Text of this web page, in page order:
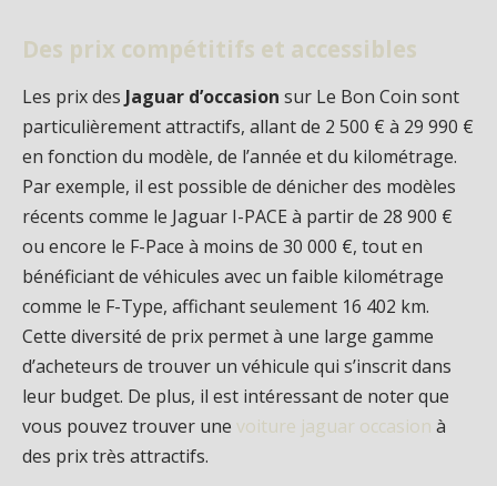
Des prix compétitifs et accessibles
Les prix des Jaguar d’occasion sur Le Bon Coin sont
particulièrement attractifs, allant de 2 500 € à 29 990 €
en fonction du modèle, de l’année et du kilométrage.
Par exemple, il est possible de dénicher des modèles
récents comme le Jaguar I-PACE à partir de 28 900 €
ou encore le F-Pace à moins de 30 000 €, tout en
bénéficiant de véhicules avec un faible kilométrage
comme le F-Type, affichant seulement 16 402 km.
Cette diversité de prix permet à une large gamme
d’acheteurs de trouver un véhicule qui s’inscrit dans
leur budget. De plus, il est intéressant de noter que
vous pouvez trouver une voiture jaguar occasion à
des prix très attractifs.